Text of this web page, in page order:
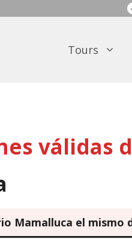
Tours
válidas
Mamalluca el mismo